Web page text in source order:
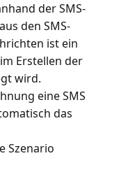
der SMS-
den SMS-
ist ein
Erstellen der
wird.
eine SMS
das
Szenario